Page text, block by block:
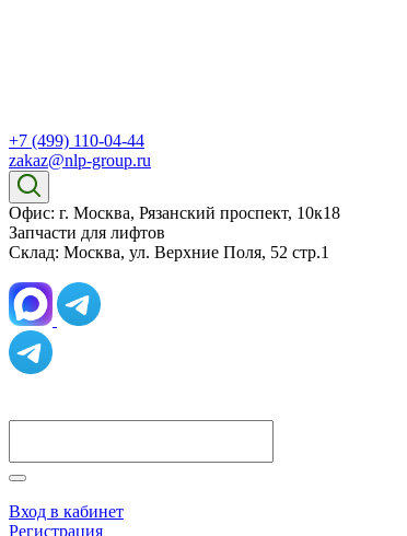
+7 (499) 110-04-44
zakaz@nlp-group.ru
Офис: г. Москва, Рязанский проспект, 10к18
Запчасти для лифтов
Склад: Москва, ул. Верхние Поля, 52 стр.1
Вход в кабинет
Регистрация